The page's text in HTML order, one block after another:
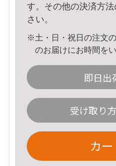
す。その他の決済方
さい。
※土・日・祝日の注文
のお届けにお時間を
即日出
受け取り
カ